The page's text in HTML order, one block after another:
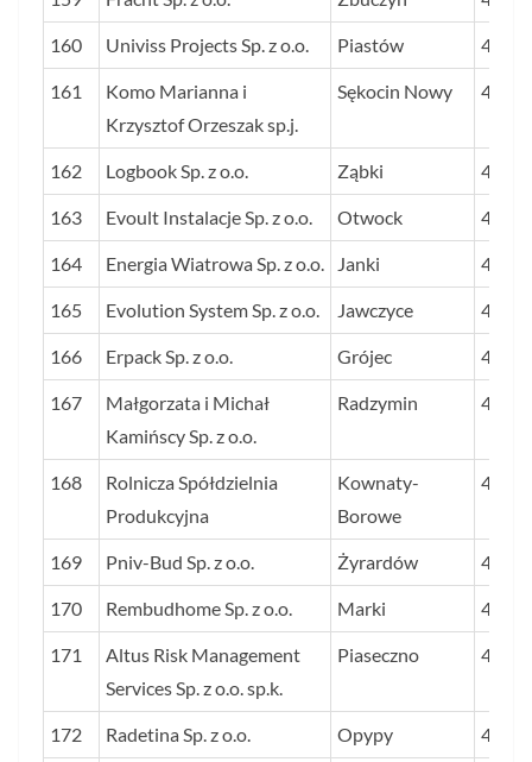
160 Univiss Projects Sp. z o.o. Piastów 48
161
Komo Marianna i
Krzysztof Orzeszak sp.j.
Sękocin Nowy 48
162 Logbook Sp. z o.o. Ząbki 48
163 Evoult Instalacje Sp. z o.o. Otwock 47
164 Energia Wiatrowa Sp. z o.o. Janki 47
165 Evolution System Sp. z o.o. Jawczyce 47
166 Erpack Sp. z o.o. Grójec 47
167
Małgorzata i Michał
Kamińscy Sp. z o.o.
Radzymin 47
168
Rolnicza Spółdzielnia
Produkcyjna
Kownaty-
Borowe
47
169 Pniv-Bud Sp. z o.o. Żyrardów 47
170 Rembudhome Sp. z o.o. Marki 47
171
Altus Risk Management
Services Sp. z o.o. sp.k.
Piaseczno 47
172 Radetina Sp. z o.o. Opypy 46